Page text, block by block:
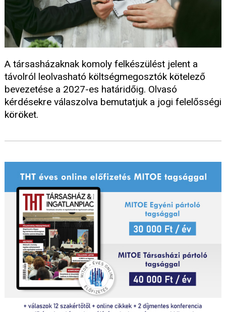
A társasházaknak komoly felkészülést jelent a
távolról leolvasható költségmegosztók kötelező
bevezetése a 2027-es határidőig. Olvasó
kérdésekre válaszolva bemutatjuk a jogi felelősségi
köröket.